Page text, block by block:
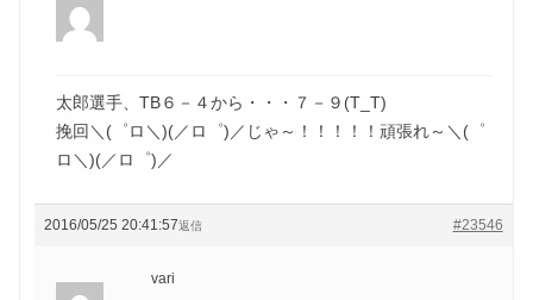
太郎選手、TB６－４から・・・７－９(T_T)
挽回＼(゜ロ＼)(／ロ゜)／じゃ～！！！！！頑張れ～＼(゜
ロ＼)(／ロ゜)／
2016/05/25 20:41:57 #23546
返信
vari